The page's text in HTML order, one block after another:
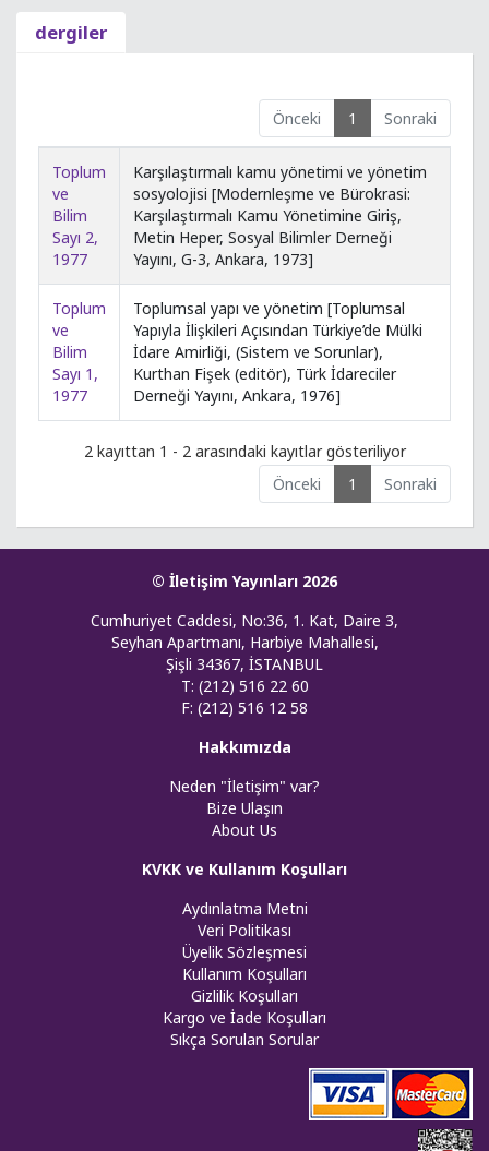
dergiler
Önceki 1 Sonraki
Toplum
ve
Bilim
Sayı 2,
1977
Karşılaştırmalı kamu yönetimi ve yönetim
sosyolojisi [Modernleşme ve Bürokrasi:
Karşılaştırmalı Kamu Yönetimine Giriş,
Metin Heper, Sosyal Bilimler Derneği
Yayını, G-3, Ankara, 1973]
Toplum
ve
Bilim
Sayı 1,
1977
Toplumsal yapı ve yönetim [Toplumsal
Yapıyla İlişkileri Açısından Türkiye’de Mülki
İdare Amirliği, (Sistem ve Sorunlar),
Kurthan Fişek (editör), Türk İdareciler
Derneği Yayını, Ankara, 1976]
2 kayıttan 1 - 2 arasındaki kayıtlar gösteriliyor
Önceki
1 Sonraki
© İletişim Yayınları 2026
Cumhuriyet Caddesi, No:36, 1. Kat, Daire 3,
Seyhan Apartmanı, Harbiye Mahallesi,
Şişli 34367, İSTANBUL
T: (212) 516 22 60
F: (212) 516 12 58
Hakkımızda
Neden "İletişim" var?
Bize Ulaşın
About Us
KVKK ve Kullanım Koşulları
Aydınlatma Metni
Veri Politikası
Üyelik Sözleşmesi
Kullanım Koşulları
Gizlilik Koşulları
Kargo ve İade Koşulları
Sıkça Sorulan Sorular